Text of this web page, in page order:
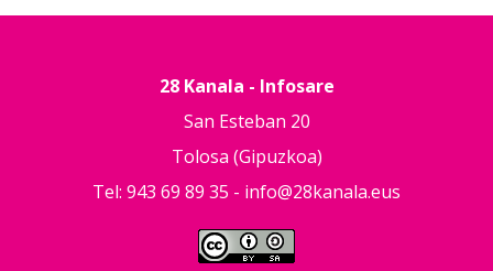
28 Kanala - Infosare
San Esteban 20
Tolosa (Gipuzkoa)
Tel: 943 69 89 35 - info@28kanala.eus